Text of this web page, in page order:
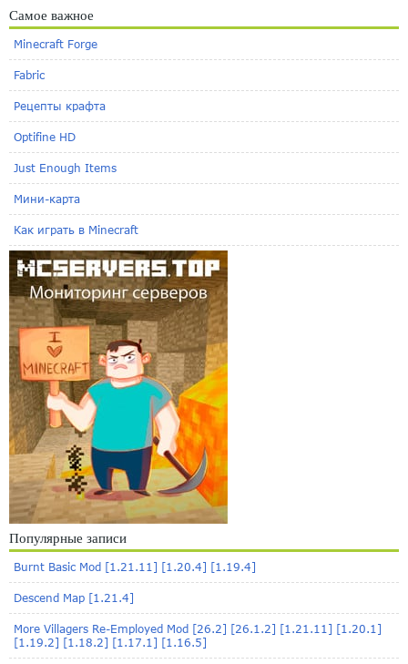
Самое важное
Minecraft Forge
Fabric
Рецепты крафта
Optifine HD
Just Enough Items
Мини-карта
Как играть в Minecraft
Популярные записи
Burnt Basic Mod [1.21.11] [1.20.4] [1.19.4]
Descend Map [1.21.4]
More Villagers Re-Employed Mod [26.2] [26.1.2] [1.21.11] [1.20.1]
[1.19.2] [1.18.2] [1.17.1] [1.16.5]